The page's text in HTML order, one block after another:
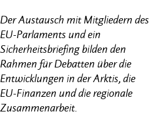
Der Austausch mit Mitgliedern des
EU-Parlaments und ein
Sicherheitsbriefing bilden den
Rahmen für Debatten über die
Entwicklungen in der Arktis, die
EU-Finanzen und die regionale
Zusammenarbeit.